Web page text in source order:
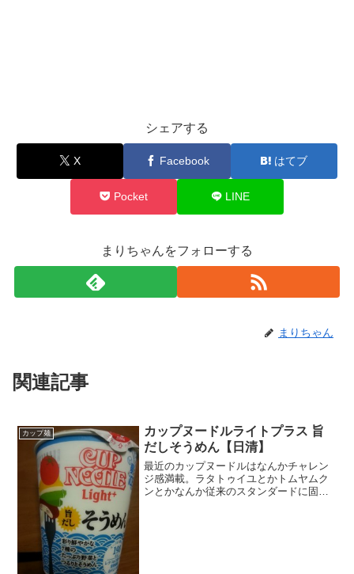
シェアする
X Facebook はてブ
Pocket LINE
まりちゃんをフォローする
まりちゃん
関連記事
カップ麺
カップヌードルライトプラス 旨
だしそうめん【日清】
最近のカップヌードルはなんかチャレン
ジ感満載。ラタトゥイユとかトムヤムク
ンとかなんか従来のスタンダードに固執